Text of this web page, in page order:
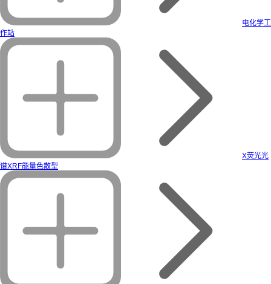
电化学工
作站
X荧光光
谱XRF能量色散型